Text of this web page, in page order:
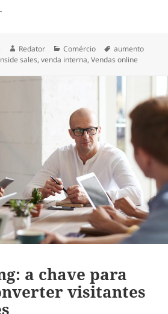
Sales: como ele ajuda a aumentar
Autor
Redator Categorias
Comércio Tags
aumento
sales,venda interna,Vendas online
a chave para
visitantes